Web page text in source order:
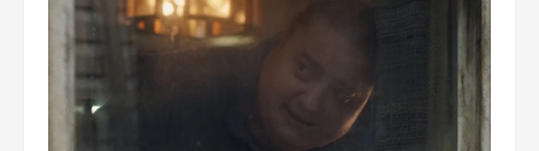
estrenará
el
spin-